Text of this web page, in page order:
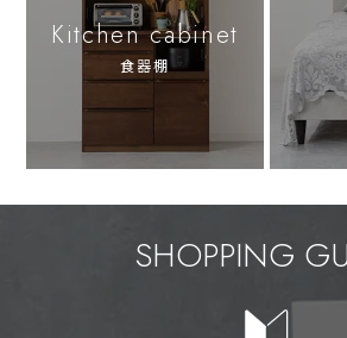
Kitchen cabinet
食器棚
SHOPPING